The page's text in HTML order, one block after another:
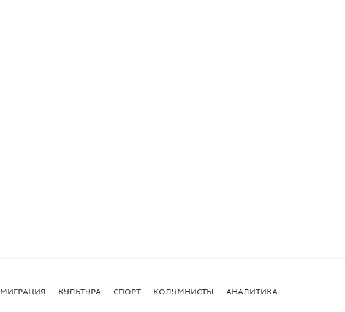
МИГРАЦИЯ КУЛЬТУРА СПОРТ КОЛУМНИСТЫ АНАЛИТИКА